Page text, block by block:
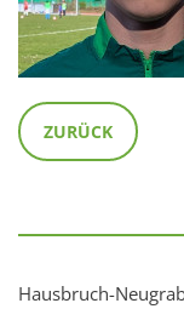
ZURÜCK
Hausbruch-